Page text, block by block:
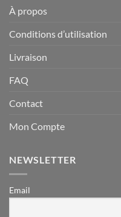
À propos
Conditions d’utilisation
Livraison
FAQ
Contact
Mon Compte
NEWSLETTER
Email